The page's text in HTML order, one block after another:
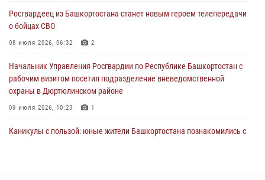
В Уфе росгвардецы задержали дебошира, который был в розыске
за преступления против половой неприкосновенности (видео)
29 июля 2026, 12:01 1
Росгвардеец из Башкортостана станет новым героем телепередачи
о бойцах СВО
08 июля 2026, 06:32 2
Начальник Управления Росгвардии по Республике Башкортостан с
рабочим визитом посетил подразделение вневедомственной
охраны в Дюртюлинском районе
09 июля 2026, 10:23 1
Каникулы с пользой: юные жители Башкортостана познакомились с